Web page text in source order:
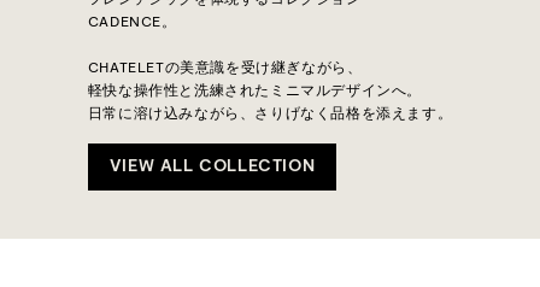
CADENCE。
CHATELETの美意識を受け継ぎながら、
軽快な操作性と洗練されたミニマルデザインへ。
日常に溶け込みながら、さりげなく品格を添えます。
VIEW ALL COLLECTION